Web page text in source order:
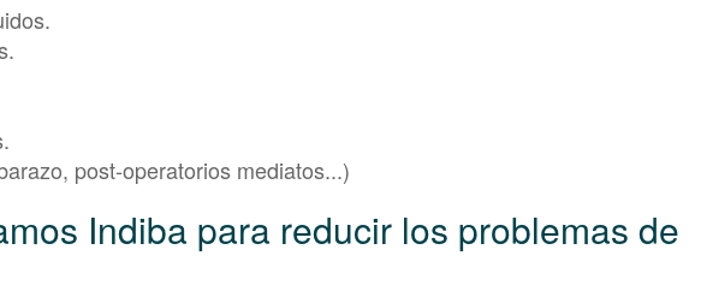
post-operatorios mediatos...)
Indiba para reducir los problemas de